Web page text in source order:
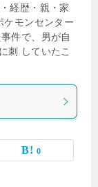
経歴・親・家
ケモンセンター
件で、男が自
刺 していたこ
0